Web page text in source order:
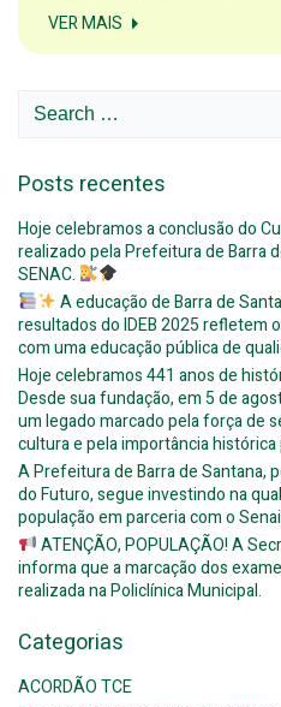
VER MAIS
Search
Posts recentes
Hoje celebramos a conclusão do
realizado pela Prefeitura de Barra
SENAC.
A educação de Barra de
resultados do IDEB 2025 refletem
com uma educação pública de
Hoje celebramos 441 anos de
Desde sua fundação, em 5 de
um legado marcado pela força de
cultura e pela importância histórica
A Prefeitura de Barra de Santana,
do Futuro, segue investindo na
população em parceria com o
ATENÇÃO, POPULAÇÃO! A
informa que a marcação dos
realizada na Policlínica Municipal.
Categorias
ACORDÃO TCE